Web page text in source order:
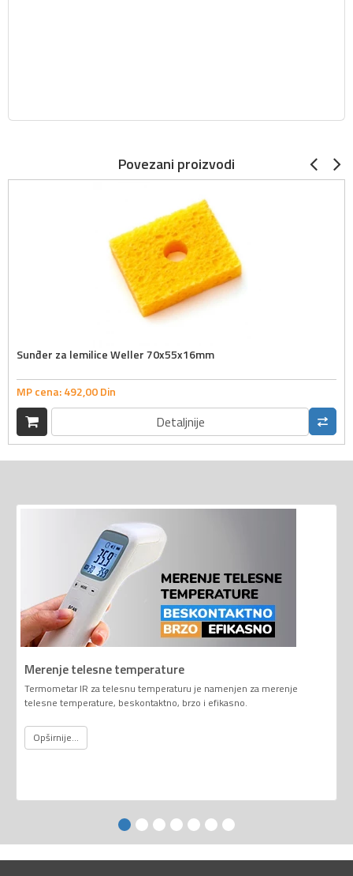
Povezani proizvodi
Sunđer za lemilice Weller 70x55x16mm
MP cena:492,00Din
Detaljnije
Merenje telesne temperature
Termometar IR za telesnu temperaturu je namenjen za merenje
telesne temperature, beskontaktno, brzo i efikasno.
Opširnije...